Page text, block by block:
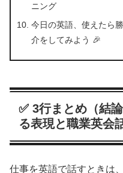
ニング
今日の英語、使えたら
介をしてみよう 🎉
✅ 3行まとめ（結
る表現と職業英会
仕事を英語で話すときは